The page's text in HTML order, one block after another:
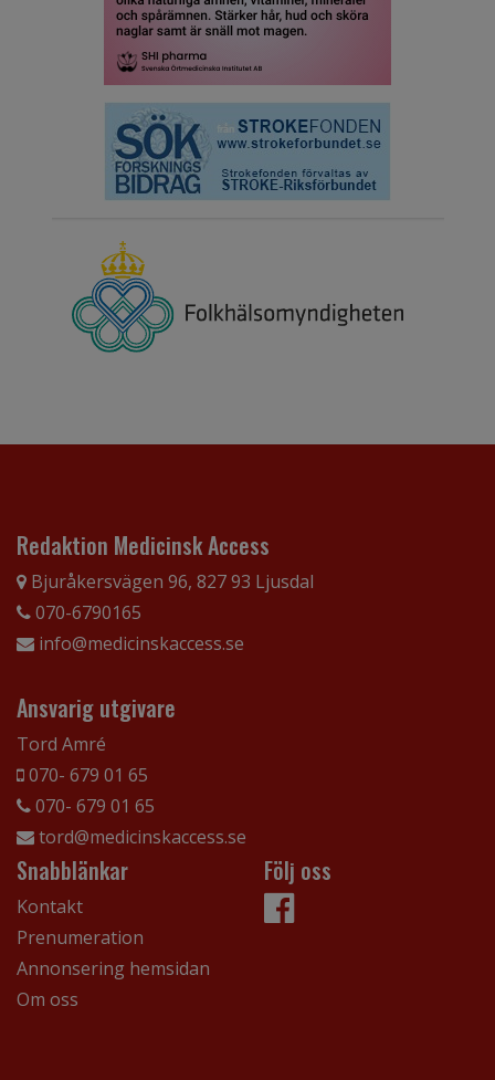
Redaktion Medicinsk Access
Bjuråkersvägen 96, 827 93 Ljusdal
070-6790165
info@medicinskaccess.se
Ansvarig utgivare
Tord Amré
070- 679 01 65
070- 679 01 65
tord@medicinskaccess.se
Snabblänkar
Kontakt
Prenumeration
Annonsering hemsidan
Om oss
Följ oss